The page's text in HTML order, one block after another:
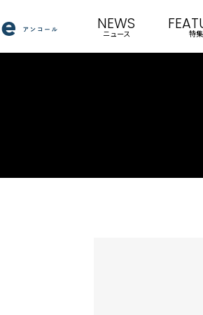
NEWS
ニュース 特集